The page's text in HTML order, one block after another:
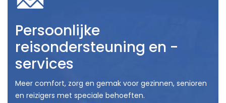
Persoonlijke
reisondersteuning en -
services
Meer comfort, zorg en gemak voor gezinnen, senioren
en reizigers met speciale behoeften.